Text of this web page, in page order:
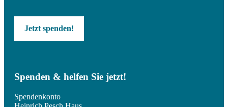
Jetzt spenden!
Spenden & helfen Sie jetzt!
Spendenkonto